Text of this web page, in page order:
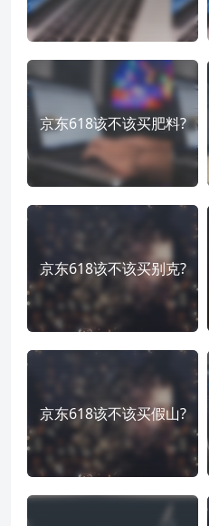
京东618该不该买肥料?
京东618该不该买别克?
京东618该不该买假山?